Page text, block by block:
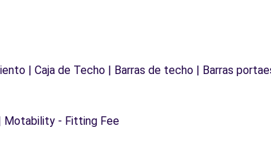
| Caja de Techo | Barras de techo | Barras
Motability - Fitting Fee